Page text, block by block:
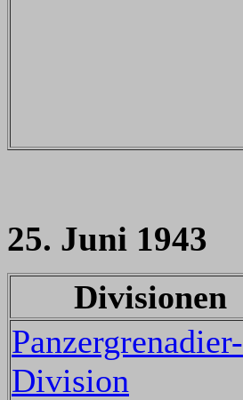
25. Juni 1943
Divisionen
Panzergrenadier-
Division